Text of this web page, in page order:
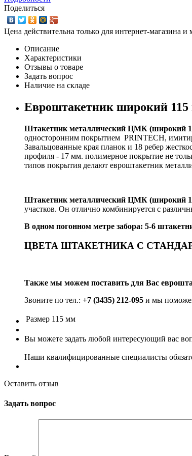
Поделиться
Цена действительна только для интернет-магазина
Описание
Характеристики
Отзывы о товаре
Задать вопрос
Наличие на складе
Евроштакетник широкий 115
Штакетник металлический ЦМК (широкий
односторонним покрытием PRINTECH,
Завальцованные края планок и 18 ребер
профиля - 17 мм. полимерное покрытие не
типов покрытия делают евроштакетник
Штакетник металлический ЦМК (широкий
участков. Он отлично комбинируется с
В одном погонном метре забора: 5-6
ЦВЕТА ШТАКЕТНИКА С
Также мы можем поставить для Вас
Звоните по тел.: +7 (3435) 212-095 и мы
Размер 115 мм
Вы можете задать любой интересующий вас
Наши квалифицированные специалисты
Оставить отзыв
Задать вопрос